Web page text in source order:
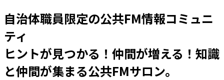
自治体職員限定の公共FM情報コミュニ
ティ
ヒントが見つかる！仲間が増える！知識
と仲間が集まる公共FMサロン。